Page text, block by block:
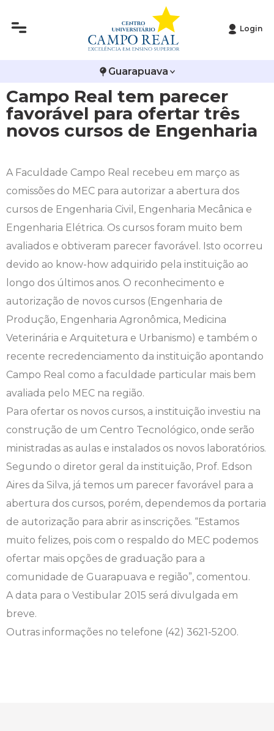
Login
Guarapuava
Campo Real tem parecer
favorável para ofertar três
novos cursos de Engenharia
A Faculdade Campo Real recebeu em março as
comissões do MEC para autorizar a abertura dos
cursos de Engenharia Civil, Engenharia Mecânica e
Engenharia Elétrica. Os cursos foram muito bem
avaliados e obtiveram parecer favorável. Isto ocorreu
devido ao know-how adquirido pela instituição ao
longo dos últimos anos. O reconhecimento e
autorização de novos cursos (Engenharia de
Produção, Engenharia Agronômica, Medicina
Veterinária e Arquitetura e Urbanismo) e também o
recente recredenciamento da instituição apontando
Campo Real como a faculdade particular mais bem
avaliada pelo MEC na região.
Para ofertar os novos cursos, a instituição investiu na
construção de um Centro Tecnológico, onde serão
ministradas as aulas e instalados os novos laboratórios.
Segundo o diretor geral da instituição, Prof. Edson
Aires da Silva, já temos um parecer favorável para a
abertura dos cursos, porém, dependemos da portaria
de autorização para abrir as inscrições. “Estamos
muito felizes, pois com o respaldo do MEC podemos
ofertar mais opções de graduação para a
comunidade de Guarapuava e região”, comentou.
A data para o Vestibular 2015 será divulgada em
breve.
Outras informações no telefone (42) 3621-5200.
Infraestrutura
Editais
Publicações Institucionais
Arquitetura e Urbanismo
Biomedicina
Ciências Contábeis
Direito
Enfermagem
Engenharia Agronômica
Engenharia Civil
Engenharia de Software
Engenharia Elétrica
Engenharia Mecânica
Farmácia
Medicina
Medicina Veterinária
Nutrição
Odontologia
Psicologia
Publicidade e Propaganda
Vestibular de Inverno
Vestibular de Medicina
2ª Via de Boleto
Atestado de Matrícula
Atividades Complementares e Sociais
Biblioteca
Calendário Acadêmico
Calendário de Provas
Carteirinha de Estudante
Central de Estágios - TCC
Ensalamento
Horário de Aulas
Manual do Acadêmico
Manual de Formatura
Minha Biblioteca
Núcleo de Apoio Psicopedagógico
Ouvidoria
Plano de Ensino
Segunda Chamada
Seguro Escolar
Avalie a Campo Real
Bolsas e Incentivos
CPA
COLAP
Comissão de Ética no Uso de Animais
Comitê de Ética em Pesquisa
Diploma Digital
Educação em Direitos Humanos
Editais
Extensão
Infocampo
Intercampo
NAPP e NAPC
Portal do Egresso
Portal do RH
Programa de Monitoria
Publicações Científicas
Revistas Campo Real
WhatsApp Campo Real